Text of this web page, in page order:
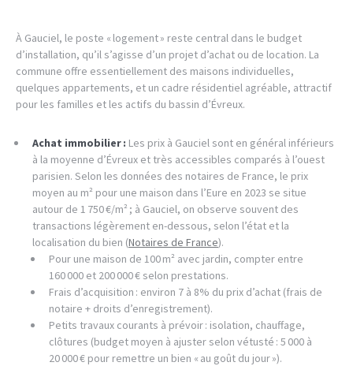
À Gauciel, le poste « logement » reste central dans le budget
d’installation, qu’il s’agisse d’un projet d’achat ou de location. La
commune offre essentiellement des maisons individuelles,
quelques appartements, et un cadre résidentiel agréable, attractif
pour les familles et les actifs du bassin d’Évreux.
Achat immobilier : Les prix à Gauciel sont en général inférieurs
à la moyenne d’Évreux et très accessibles comparés à l’ouest
parisien. Selon les données des notaires de France, le prix
moyen au m² pour une maison dans l’Eure en 2023 se situe
autour de 1 750 €/m² ; à Gauciel, on observe souvent des
transactions légèrement en-dessous, selon l’état et la
localisation du bien (Notaires de France).
Pour une maison de 100 m² avec jardin, compter entre
160 000 et 200 000 € selon prestations.
Frais d’acquisition : environ 7 à 8% du prix d’achat (frais de
notaire + droits d’enregistrement).
Petits travaux courants à prévoir : isolation, chauffage,
clôtures (budget moyen à ajuster selon vétusté : 5 000 à
20 000 € pour remettre un bien « au goût du jour »).